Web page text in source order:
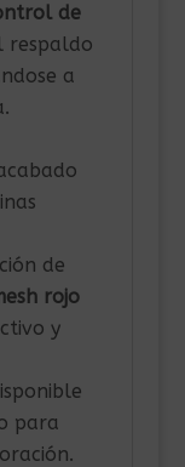
de
respaldo
a
de
rojo
y
para